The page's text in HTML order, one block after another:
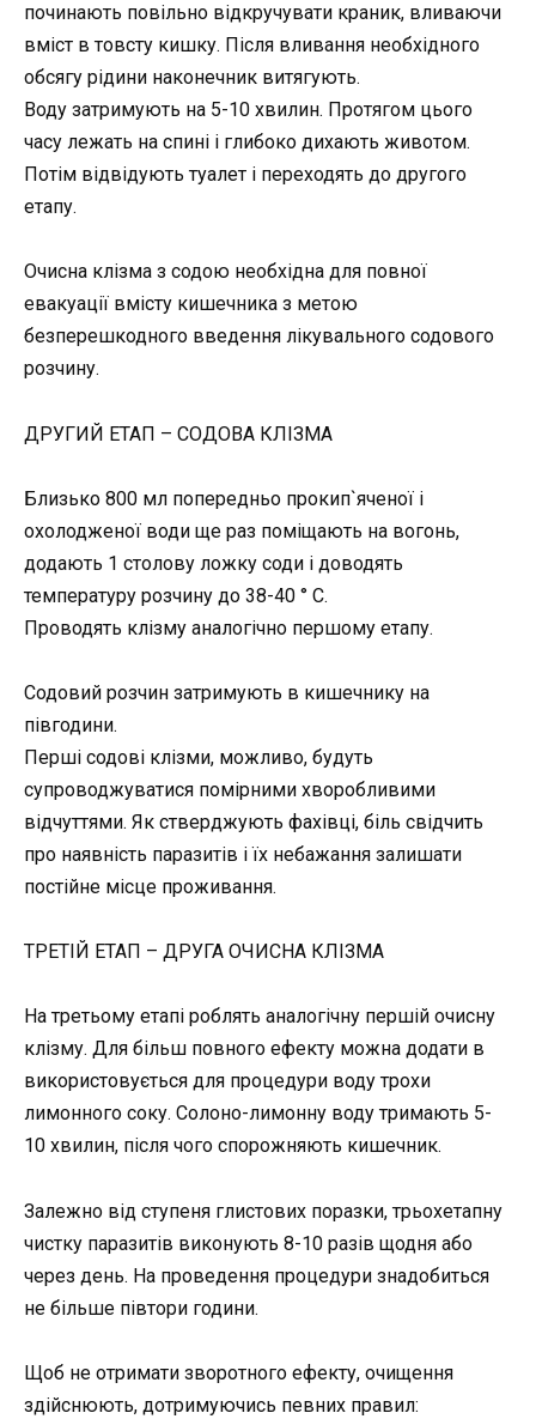
починають повільно відкручувати краник, вливаючи
вміст в товсту кишку. Після вливання необхідного
обсягу рідини наконечник витягують.
Воду затримують на 5-10 хвилин. Протягом цього
часу лежать на спині і глибоко дихають животом.
Потім відвідують туалет і переходять до другого
етапу.
Очисна клізма з содою необхідна для повної
евакуації вмісту кишечника з метою
безперешкодного введення лікувального содового
розчину.
ДРУГИЙ ЕТАП – СОДОВА КЛІЗМА
Близько 800 мл попередньо прокип`яченої і
охолодженої води ще раз поміщають на вогонь,
додають 1 столову ложку соди і доводять
температуру розчину до 38-40 ° C.
Проводять клізму аналогічно першому етапу.
Содовий розчин затримують в кишечнику на
півгодини.
Перші содові клізми, можливо, будуть
супроводжуватися помірними хворобливими
відчуттями. Як стверджують фахівці, біль свідчить
про наявність паразитів і їх небажання залишати
постійне місце проживання.
ТРЕТІЙ ЕТАП – ДРУГА ОЧИСНА КЛІЗМА
На третьому етапі роблять аналогічну першій очисну
клізму. Для більш повного ефекту можна додати в
використовується для процедури воду трохи
лимонного соку. Солоно-лимонну воду тримають 5-
10 хвилин, після чого спорожняють кишечник.
Залежно від ступеня глистових поразки, трьохетапну
чистку паразитів виконують 8-10 разів щодня або
через день. На проведення процедури знадобиться
не більше півтори години.
Щоб не отримати зворотного ефекту, очищення
здійснюють, дотримуючись певних правил: